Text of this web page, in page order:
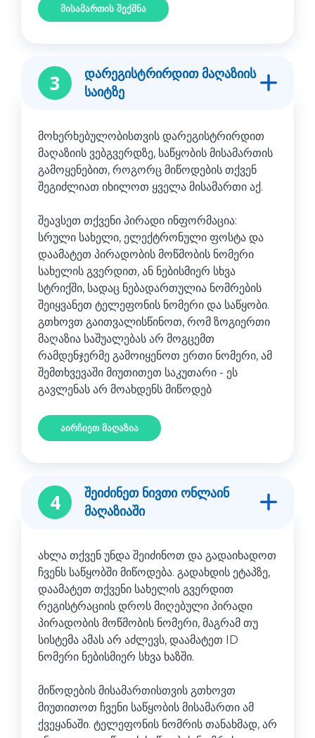
მისამართის შექმნა
3
დარეგისტრირდით მაღაზიის
საიტზე
მოხერხებულობისთვის დარეგისტრირდით
მაღაზიის ვებგვერდზე, საწყობის მისამართის
გამოყენებით, როგორც მიწოდების თქვენ
შეგიძლიათ იხილოთ ყველა მისამართი აქ.
შეავსეთ თქვენი პირადი ინფორმაცია:
სრული სახელი, ელექტრონული ფოსტა და
დაამატეთ პირადობის მოწმობის ნომერი
სახელის გვერდით, ან ნებისმიერ სხვა
სტრიქში, სადაც ნებადართულია ნომრების
შეიყვანეთ ტელეფონის ნომერი და საწყობი.
გთხოვთ გაითვალისწინოთ, რომ ზოგიერთი
მაღაზია საშუალებას არ მოგცემთ
რამდენჯერმე გამოიყენოთ ერთი ნომერი, ამ
შემთხვევაში მიუთითეთ საკუთარი - ეს
გავლენას არ მოახდენს მიწოდებ
აირჩიეთ მაღაზია
4
შეიძინეთ ნივთი ონლაინ
მაღაზიაში
ახლა თქვენ უნდა შეიძინოთ და გადაიხადოთ
ჩვენს საწყობში მიწოდება. გადახდის ეტაპზე,
დაამატეთ თქვენი სახელის გვერდით
რეგისტრაციის დროს მიღებული პირადი
პირადობის მოწმობის ნომერი, მაგრამ თუ
სისტემა ამას არ აძლევს, დაამატეთ ID
ნომერი ნებისმიერ სხვა ხაზში.
მიწოდების მისამართისთვის გთხოვთ
მიუთითოთ ჩვენი საწყობის მისამართი ამ
ქვეყანაში. ტელეფონის ნომრის თანახმად, არ